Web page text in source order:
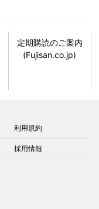
定期購読のご案内
(Fujisan.co.jp)
利用規約
採用情報